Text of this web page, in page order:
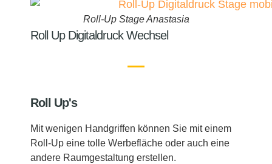
Roll Up Digitaldruck Wechsel
Roll Up's
Mit wenigen Handgriffen können Sie mit einem
Roll-Up eine tolle Werbefläche oder auch eine
andere Raumgestaltung erstellen.
Roll-Up Stage Anastasia